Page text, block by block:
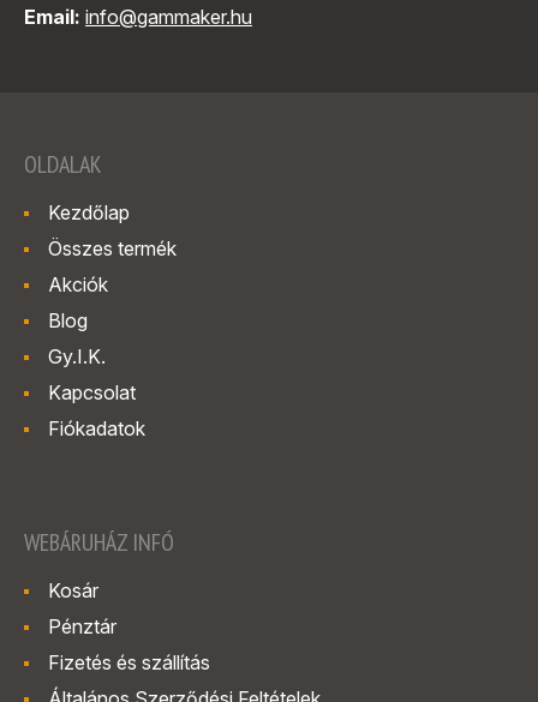
Email: info@gammaker.hu
OLDALAK
Kezdőlap
Összes termék
Akciók
Blog
Gy.I.K.
Kapcsolat
Fiókadatok
WEBÁRUHÁZ INFÓ
Kosár
Pénztár
Fizetés és szállítás